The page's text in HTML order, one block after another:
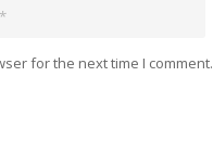
for the next time I comment.